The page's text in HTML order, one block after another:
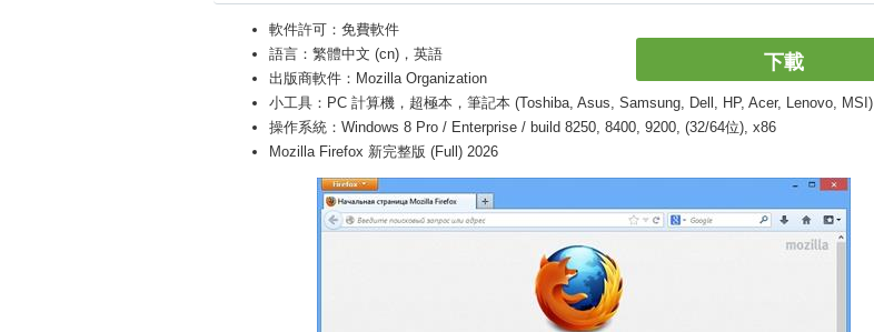
下載
軟件許可：免費軟件
語言：繁體中文 (cn)，英語
出版商軟件：Mozilla Organization
小工具：PC 計算機，超極本，筆記本 (Toshiba, Asus, Samsung, Dell, HP, Acer, Lenovo, MSI)
操作系統：Windows 8 Pro / Enterprise / build 8250, 8400, 9200, (32/64位), x86
Mozilla Firefox 新完整版 (Full) 2026